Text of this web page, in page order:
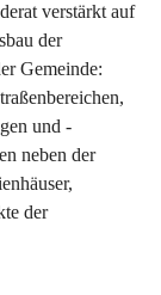
verstärkt auf
der
Gemeinde:
und -
neben der
der